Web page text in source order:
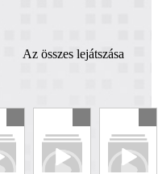
Az összes lejátszása